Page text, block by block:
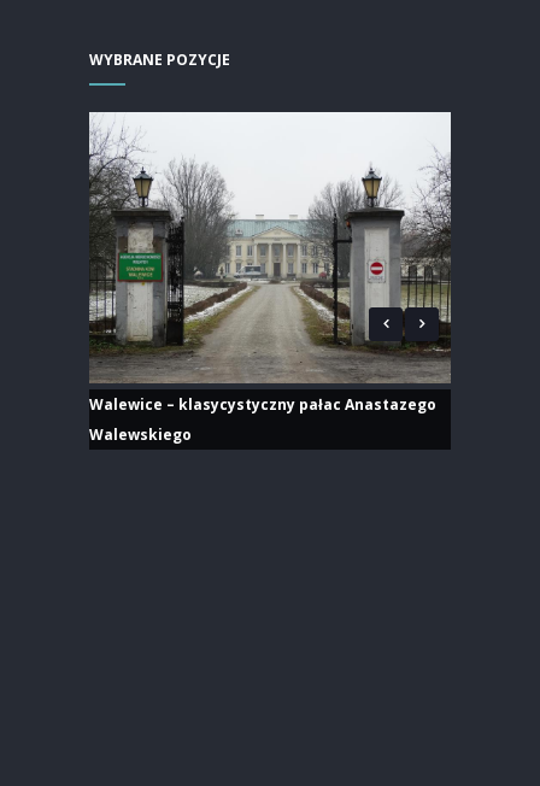
WYBRANE POZYCJE
Walewice – klasycystyczny pałac Anastazego
Walewskiego